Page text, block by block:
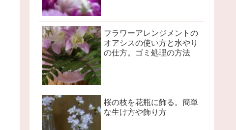
フラワーアレンジメントの
オアシスの使い方と水やり
の仕方。ゴミ処理の方法
桜の枝を花瓶に飾る。簡単
な生け方や飾り方